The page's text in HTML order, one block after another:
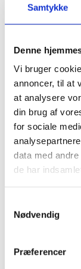
Samtykke
Denne
Vi bruger
annoncer, til at
at analysere
din brug af
for sociale
data med
de har
Nødvendig
Præferencer